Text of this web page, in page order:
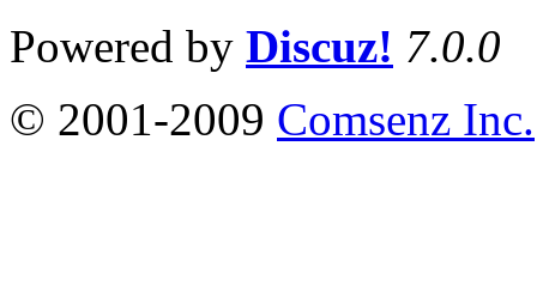
Powered by Discuz! 7.0.0
© 2001-2009 Comsenz Inc.